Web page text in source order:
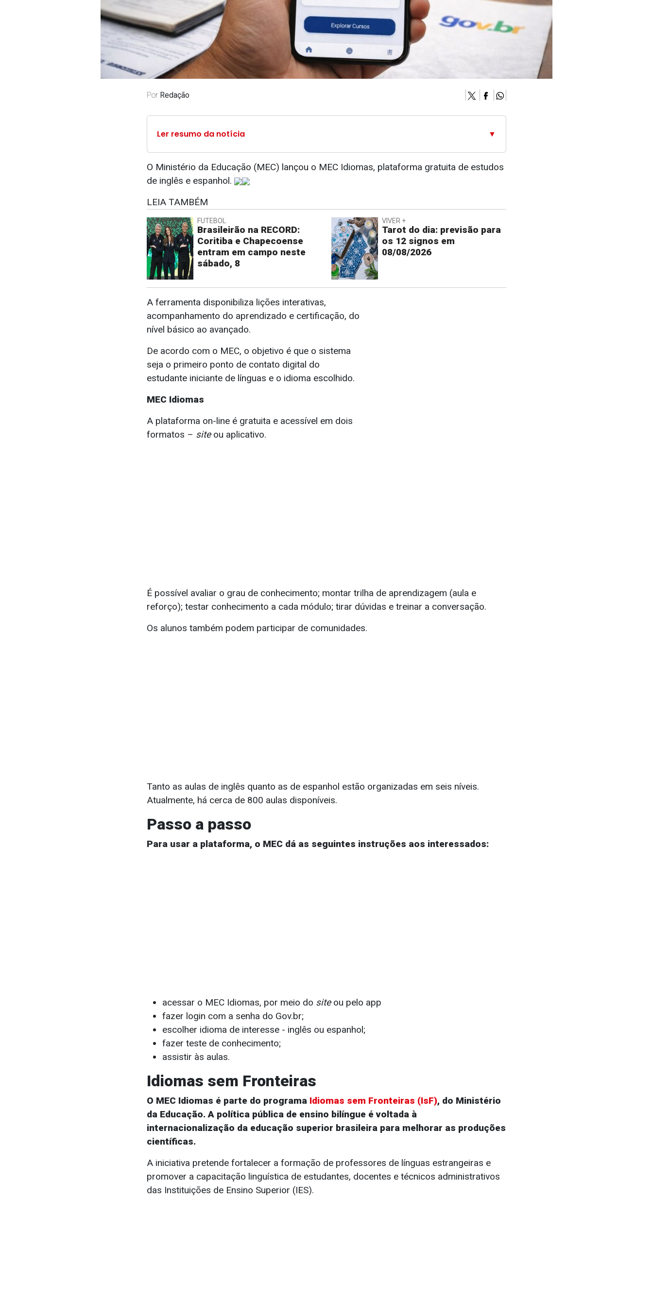
Por Redação
Ler resumo da notícia ▼
O Ministério da Educação (MEC) lançou o MEC Idiomas, plataforma gratuita de estudos
de inglês e espanhol.
LEIA TAMBÉM
FUTEBOL
Brasileirão na RECORD:
Coritiba e Chapecoense
entram em campo neste
sábado, 8
VIVER +
Tarot do dia: previsão para
os 12 signos em
08/08/2026
A ferramenta disponibiliza lições interativas,
acompanhamento do aprendizado e certificação, do
nível básico ao avançado.
De acordo com o MEC, o objetivo é que o sistema
seja o primeiro ponto de contato digital do
estudante iniciante de línguas e o idioma escolhido.
MEC Idiomas
A plataforma on-line é gratuita e acessível em dois
formatos – siteou aplicativo.
É possível avaliar o grau de conhecimento; montar trilha de aprendizagem (aula e
reforço); testar conhecimento a cada módulo; tirar dúvidas e treinar a conversação.
Os alunos também podem participar de comunidades.
Tanto as aulas de inglês quanto as de espanhol estão organizadas em seis níveis.
Atualmente, há cerca de 800 aulas disponíveis.
Passo a passo
Para usar a plataforma, o MEC dá as seguintes instruções aos interessados:
acessar o MEC Idiomas, por meio do siteou pelo app
fazer login com a senha do Gov.br;
escolher idioma de interesse - inglês ou espanhol;
fazer teste de conhecimento;
assistir às aulas.
Idiomas sem Fronteiras
O MEC Idiomas é parte do programa Idiomas sem Fronteiras (IsF), do Ministério
da Educação. A política pública de ensino bilíngue é voltada à
internacionalização da educação superior brasileira para melhorar as produções
científicas.
A iniciativa pretende fortalecer a formação de professores de línguas estrangeiras e
promover a capacitação linguística de estudantes, docentes e técnicos administrativos
das Instituições de Ensino Superior (IES).